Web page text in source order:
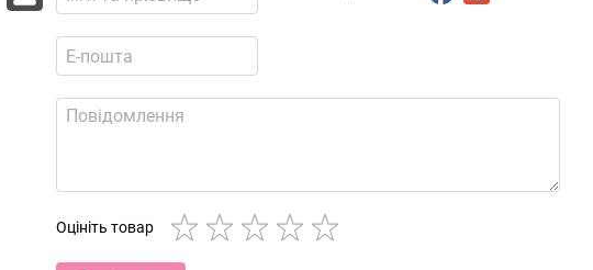
Оцініть товар